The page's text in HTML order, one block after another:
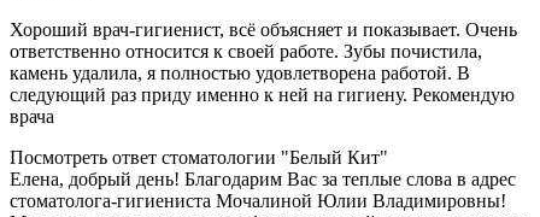
Хороший врач-гигиенист, всё объясняет и показывает. Очень
ответственно относится к своей работе. Зубы почистила,
камень удалила, я полностью удовлетворена работой. В
следующий раз приду именно к ней на гигиену. Рекомендую
врача
Посмотреть ответ стоматологии "Белый Кит"
Елена, добрый день! Благодарим Вас за теплые слова в адрес
стоматолога-гигиениста Мочалиной Юлии Владимировны!